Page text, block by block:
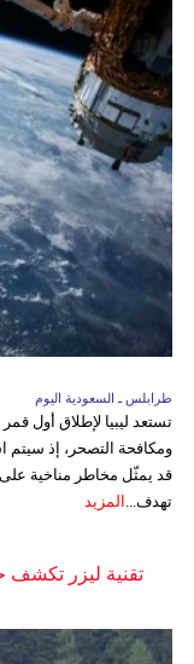
طرابلس ـ السعودية اليوم
تستعد ليبيا لإطلاق أول
ومكافحة التصحر، إذ سيتم
قد يمثّل مخاطر مناخية
تهدف... المزيد
تقنية ليزر تكشف